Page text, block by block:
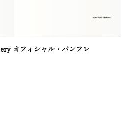
オフィシャル・パンフレ